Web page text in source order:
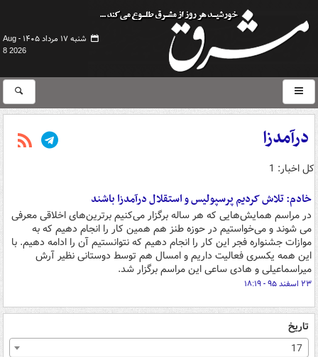
شنبه ۱۷ مرداد ۱۴۰۵ -
Aug
8 2026
درآمدزا
کل اخبار: 1
خادم: تلاش کردیم پرسپولیس و استقلال درآمدزا باشند
در مراسم همایش‌هایی که هر ساله برگزار می‌کنیم برترین‌های اخلاقی معرفی
می شوند و می‌خواستیم در حوزه طنز هم همین کار را انجام دهیم که به
موازات جشنواره فجر این کار را انجام دهیم که نتوانستیم آن را ادامه دهیم. با
این همه یکسری فعالیت داریم و امسال هم توسط دوستانی نظیر آرش
میراسماعیلی و هادی ساعی این مراسم برگزار شد.
۲۳ اسفند ۹۵ - ۱۸:۱۹
تاریخ
17